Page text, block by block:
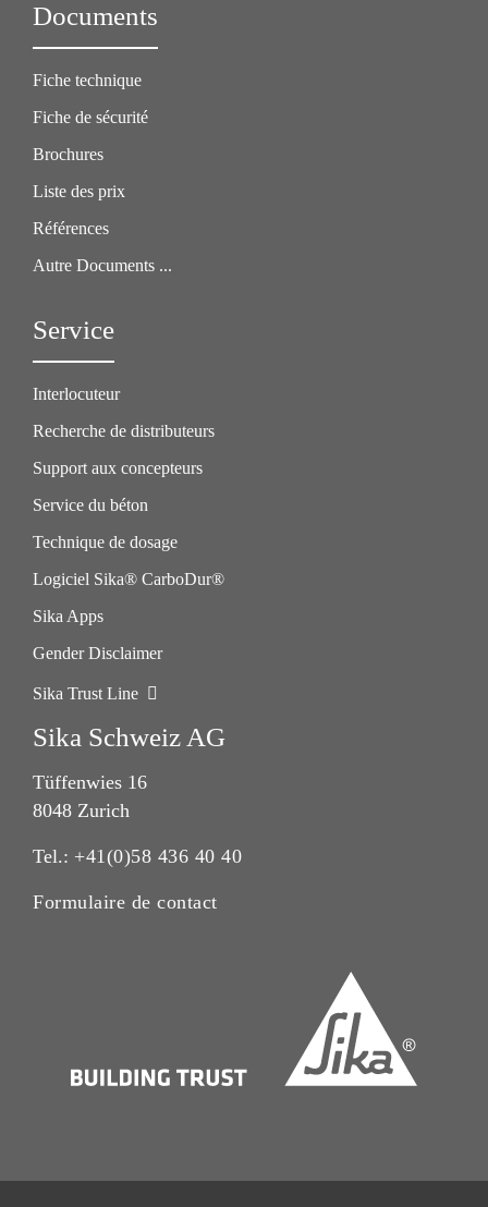
Documents
Fiche technique
Fiche de sécurité
Brochures
Liste des prix
Références
Autre Documents ...
Service
Interlocuteur
Recherche de distributeurs
Support aux concepteurs
Service du béton
Technique de dosage
Logiciel Sika® CarboDur®
Sika Apps
Gender Disclaimer
Sika Trust Line
Sika Schweiz AG
Tüffenwies 16
8048 Zurich
Tel.: +41(0)58 436 40 40
Formulaire de contact